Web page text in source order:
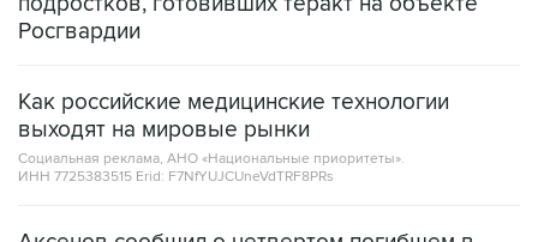
Росгвардии
Как российские медицинские технологии
выходят на мировые рынки
Социальная реклама, АНО «Национальные приоритеты».
ИНН 7725383515 Erid: F7NfYUJCUneVdTRF8PRs